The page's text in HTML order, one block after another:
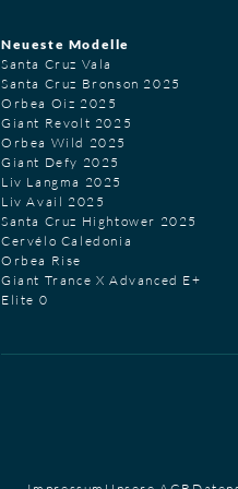
Neueste Modelle
Santa Cruz Vala
Santa Cruz Bronson 2025
Orbea Oiz 2025
Giant Revolt 2025
Orbea Wild 2025
Giant Defy 2025
Liv Langma 2025
Liv Avail 2025
Santa Cruz Hightower 2025
Cervélo Caledonia
Orbea Rise
Giant Trance X Advanced E+
Elite 0